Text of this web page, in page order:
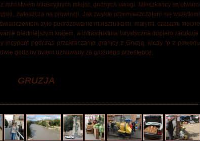
mnóstwem atrakcyjnych miejsc, godnych uwagi. Mieszkańcy są otwarci
zwłaszcza na prowincji. Jak zwykle przemieszczałem się wszelkimi
było podróżowanie marszrutkami, małymi, czasami mocno
biedniejszym krajem, a infrastruktura turystyczna dopiero raczkuje.
incydent podczas przekraczania granicy z Gruzją, kiedy to z powodu
godziny byłem uznawany za groźnego przestępcę.
GRUZJA